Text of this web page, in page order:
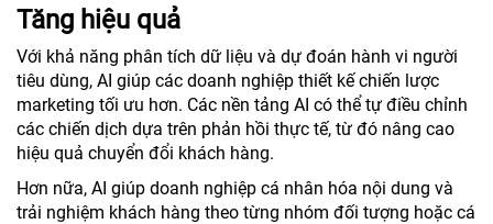
Tăng hiệu quả
Với khả năng phân tích dữ liệu và dự đoán hành vi người
tiêu dùng, AI giúp các doanh nghiệp thiết kế chiến lược
marketing tối ưu hơn. Các nền tảng AI có thể tự điều chỉnh
các chiến dịch dựa trên phản hồi thực tế, từ đó nâng cao
hiệu quả chuyển đổi khách hàng.
Hơn nữa, AI giúp doanh nghiệp cá nhân hóa nội dung và
trải nghiệm khách hàng theo từng nhóm đối tượng hoặc cá